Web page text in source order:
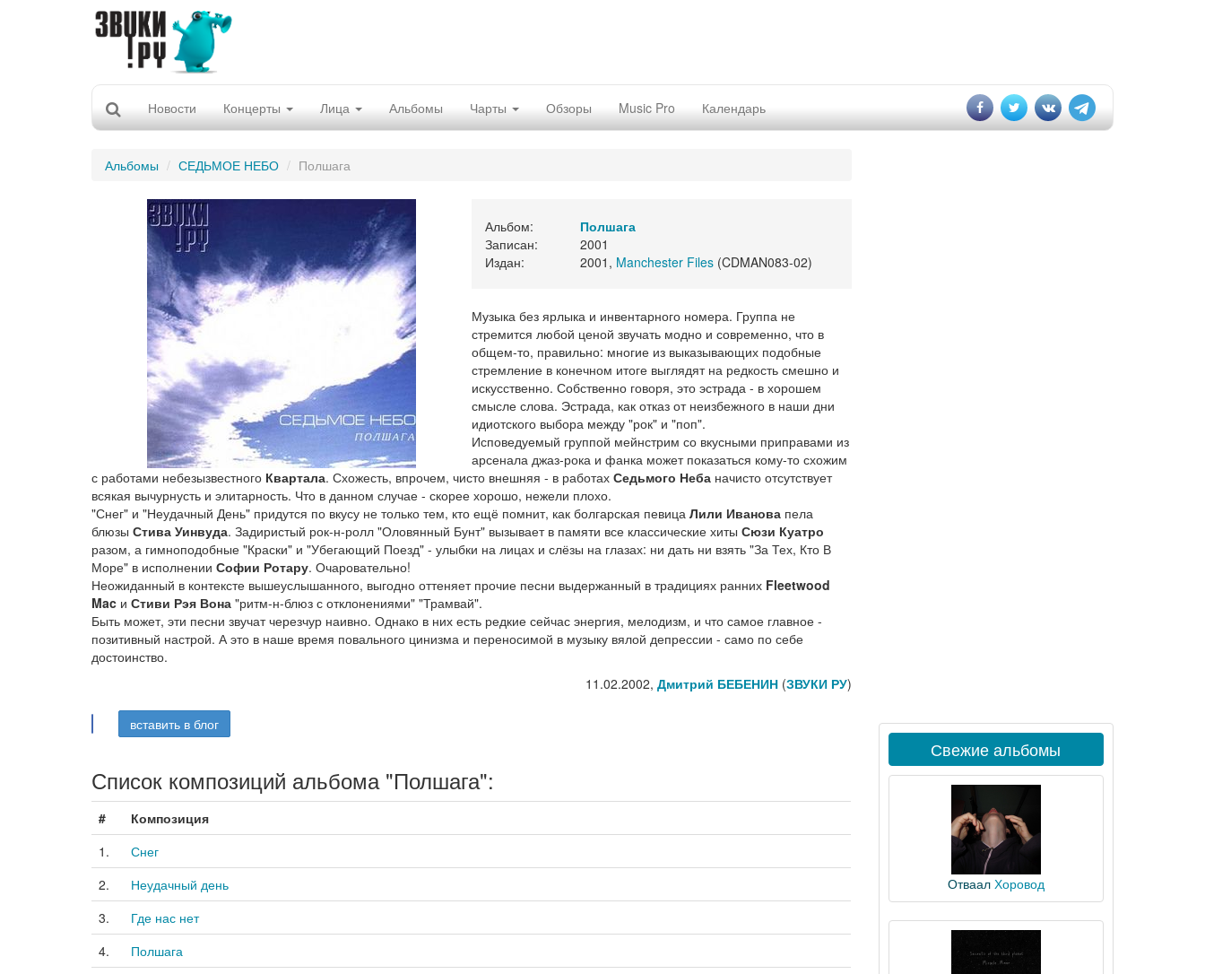
Новости Концерты Лица Альбомы Чарты Обзоры Music Pro Календарь
Альбомы СЕДЬМОЕ НЕБО Полшага
Альбом:
Полшага
Записан:
2001
Издан:
2001, Manchester Files(CDMAN083-02)
Музыка без ярлыка и инвентарного номера. Группа не
стремится любой ценой звучать модно и современно, что в
общем-то, правильно: многие из выказывающих подобные
стремление в конечном итоге выглядят на редкость смешно и
искусственно. Собственно говоря, это эстрада - в хорошем
смысле слова. Эстрада, как отказ от неизбежного в наши дни
идиотского выбора между "рок" и "поп".
Исповедуемый группой мейнстрим со вкусными приправами из
арсенала джаз-рока и фанка может показаться кому-то схожим
с работами небезызвестного Квартала. Схожесть, впрочем, чисто внешняя - в работах Седьмого Неба начисто отсутствует
всякая вычурнусть и элитарность. Что в данном случае - скорее хорошо, нежели плохо.
"Снег" и "Неудачный День" придутся по вкусу не только тем, кто ещё помнит, как болгарская певица Лили Иванова пела
блюзы Стива Уинвуда. Задиристый рок-н-ролл "Оловянный Бунт" вызывает в памяти все классические хиты Сюзи Куатро
разом, а гимноподобные "Краски" и "Убегающий Поезд" - улыбки на лицах и слёзы на глазах: ни дать ни взять "За Тех, Кто В
Море" в исполнении Софии Ротару. Очаровательно!
Неожиданный в контексте вышеуслышанного, выгодно оттеняет прочие песни выдержанный в традициях ранних Fleetwood
Mac и Стиви Рэя Вона "ритм-н-блюз с отклонениями" "Трамвай".
Быть может, эти песни звучат черезчур наивно. Однако в них есть редкие сейчас энергия, мелодизм, и что самое главное -
позитивный настрой. А это в наше время повального цинизма и переносимой в музыку вялой депрессии - само по себе
достоинство.
11.02.2002, Дмитрий БЕБЕНИН(ЗВУКИ РУ)
вставить в блог
Список композиций альбома "Полшага":
#
Композиция
1.
Снег
2.
Неудачный день
3.
Где нас нет
4.
Полшага
Свежие альбомы
Отваал Хоровод